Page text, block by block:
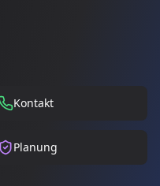
Kontakt
Planung